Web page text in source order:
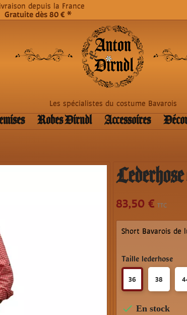
depuis la France
Gratuite dès 80 € *
Les spécialistes du costume Bavarois
Robes Dirndl Accessoires
83,50 € TTC
Short Bavarois de
Taille lederhose
36 38
 En stock